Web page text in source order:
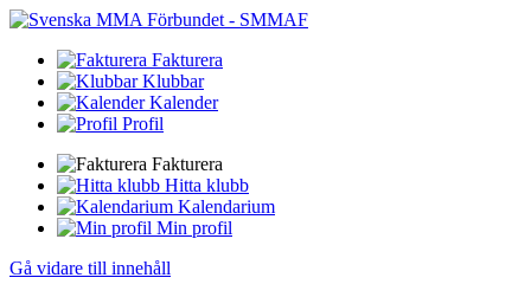
Fakturera
Klubbar
Kalender
Profil
Fakturera
Hitta klubb
Kalendarium
Min profil
Gå vidare till innehåll